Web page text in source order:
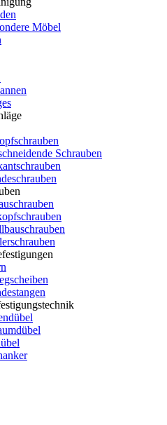
Möbel
Schrauben